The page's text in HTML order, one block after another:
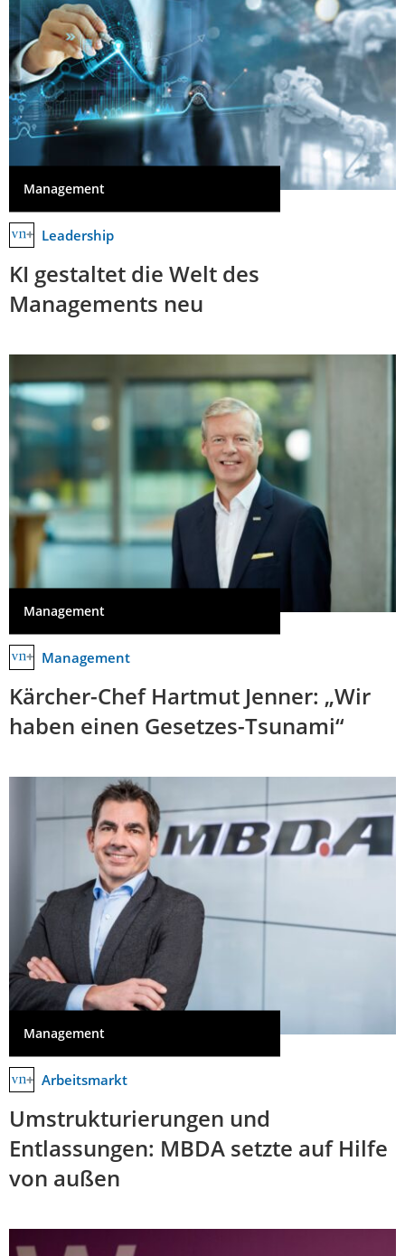
Management
Leadership
KI gestaltet die Welt des
Managements neu
Management
Management
Kärcher-Chef Hartmut Jenner: „Wir
haben einen Gesetzes-Tsunami“
Management
Arbeitsmarkt
Umstrukturierungen und
Entlassungen: MBDA setzte auf Hilfe
von außen